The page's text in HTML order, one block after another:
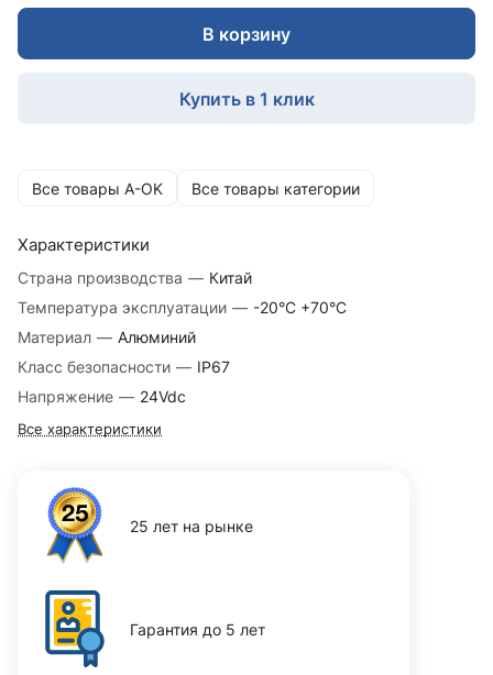
В корзину
Купить в 1 клик
Все товары A-OK Все товары категории
Характеристики
Страна производства — Китай
Температура эксплуатации — -20°С +70°С
Материал — Алюминий
Класс безопасности — IP67
Напряжение — 24Vdc
Все характеристики
25 лет на рынке
Гарантия до 5 лет